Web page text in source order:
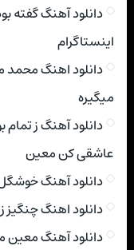
دانلود آهنگ گفته
اینستاگرام
دانلود اهنگ محمد
میگیره
دانلود آهنگ ز تمام
عاشقی کن معین
دانلود آهنگ
دانلود اهنگ
دانلود آهنگ معین